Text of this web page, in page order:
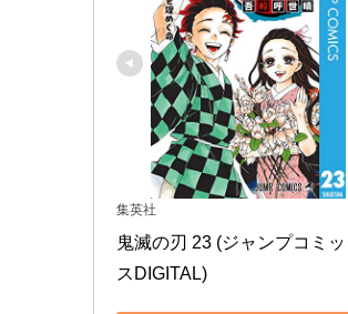
集英社
鬼滅の刃 23 (ジャンプコミッ
スDIGITAL)